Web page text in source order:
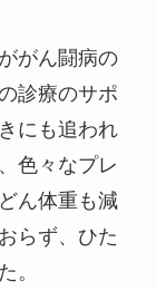
がん闘病の
診療のサポ
にも追われ
色々なプレ
ん体重も減
らず、ひた
。